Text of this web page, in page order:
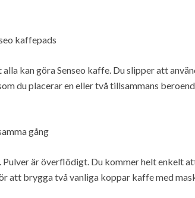
kaffepads
alla kan göra Senseo kaffe. Du slipper att
du placerar en eller två tillsammans
gång
är överflödigt. Du kommer helt enkelt
att brygga två vanliga koppar kaffe med